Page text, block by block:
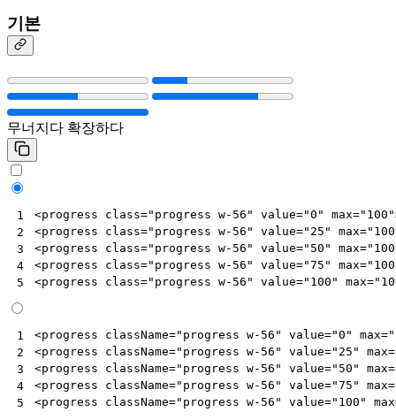
기본
무너지다 확장하다
1
2
3
4
5
<progress class="progress w-56" value="0" max="100"
<progress class="progress w-56" value="25" max=
<progress class="progress w-56" value="50" max=
<progress class="progress w-56" value="75" max=
<progress class="progress w-56" value="100" max=
1
2
3
4
5
<progress className="progress w-56" value="0" max=
<progress className="progress w-56" value="25" max=
<progress className="progress w-56" value="50" max=
<progress className="progress w-56" value="75" max=
<progress className="progress w-56" value="100" max